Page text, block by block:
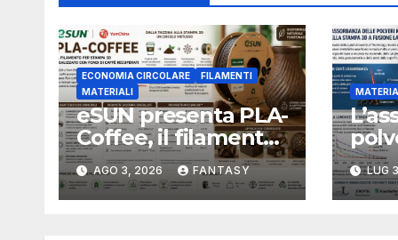
ECONOMIA CIRCOLARE
FILAMENTI
MATERIALI
eSUN presenta PLA-
Coffee, il filamento
per stampa 3D
sviluppato con
fondi di caffè
AGO 3, 2026 FANTASY LUG